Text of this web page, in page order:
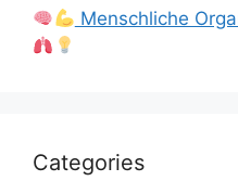
Menschliche
Categories